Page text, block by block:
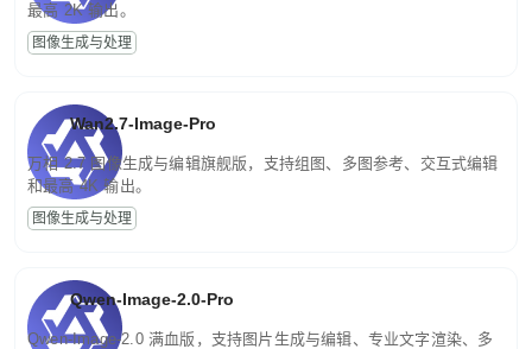
最高 2K 输出。
图像生成与处理
Wan2.7-Image-Pro
万相 2.7 图像生成与编辑旗舰版，支持组图、多图参考、交互式编辑
和最高 4K 输出。
图像生成与处理
Qwen-Image-2.0-Pro
Qwen-Image-2.0 满血版，支持图片生成与编辑、专业文字渲染、多